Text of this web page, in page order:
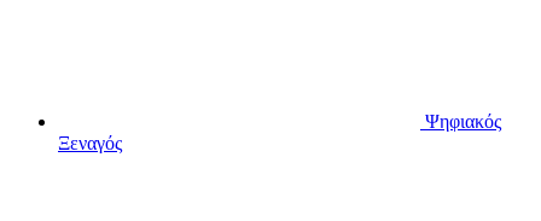
Ψηφιακός
Ξεναγός